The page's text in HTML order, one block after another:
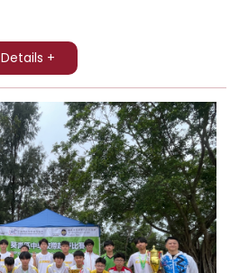
Details +